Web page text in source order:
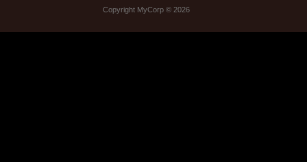
Copyright MyCorp © 2026